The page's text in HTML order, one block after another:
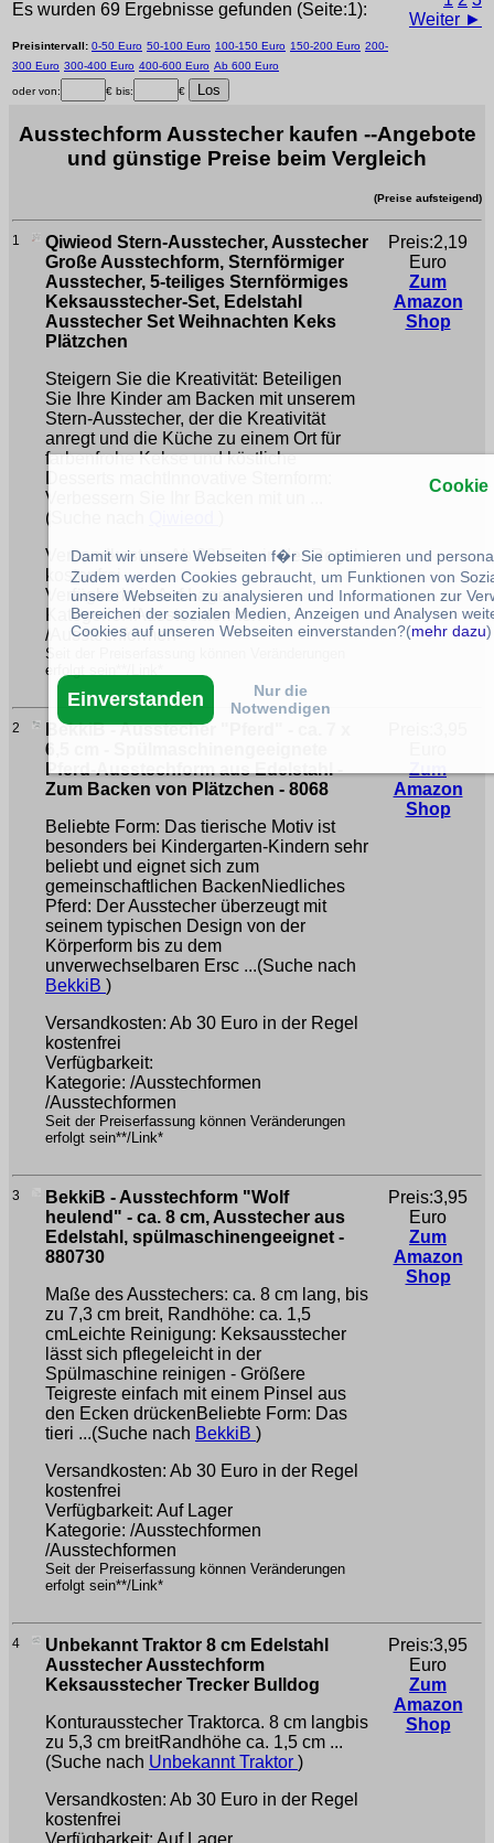
Es wurden 69 Ergebnisse gefunden (Seite:1):
Weiter ►
Preisintervall: 0-50 Euro 50-100 Euro 100-150 Euro 150-200 Euro 200-
300 Euro 300-400 Euro 400-600 Euro Ab 600 Euro
oder von: € bis: €
Ausstechform Ausstecher kaufen --Angebote
und günstige Preise beim Vergleich
(Preise aufsteigend)
1
Qiwieod Stern-Ausstecher, Ausstecher
Große Ausstechform, Sternförmiger
Ausstecher, 5-teiliges Sternförmiges
Keksausstecher-Set, Edelstahl
Ausstecher Set Weihnachten Keks
Plätzchen
Steigern Sie die Kreativität: Beteiligen
Sie Ihre Kinder am Backen mit unserem
Stern-Ausstecher, der die Kreativität
anregt und die Küche zu einem Ort für
farbenfrohe Kekse und köstliche
Desserts machtInnovative Sternform:
Verbessern Sie Ihr Backen mit un ...
(Suche nach
Versandkosten: Ab 30 Euro in der Regel
kostenfrei
Verfügbarkeit: Auf Lager
Kategorie: /Ausstechformen
/Ausstechformen
Seit der Preiserfassung können Veränderungen
erfolgt sein**/Link*
Preis:2,19
Euro
Zum
Amazon
Shop
2
BekkiB - Ausstecher "Pferd" - ca. 7 x
6,5 cm - Spülmaschinengeeignete
Pferd-Ausstechform aus Edelstahl -
Zum Backen von Plätzchen - 8068
Beliebte Form: Das tierische Motiv ist
besonders bei Kindergarten-Kindern sehr
beliebt und eignet sich zum
gemeinschaftlichen BackenNiedliches
Pferd: Der Ausstecher überzeugt mit
seinem typischen Design von der
Körperform bis zu dem
unverwechselbaren Ersc ...(Suche nach
BekkiB )
Versandkosten: Ab 30 Euro in der Regel
kostenfrei
Verfügbarkeit:
Kategorie: /Ausstechformen
/Ausstechformen
Seit der Preiserfassung können Veränderungen
erfolgt sein**/Link*
Zum
Amazon
Shop
3
BekkiB - Ausstechform "Wolf
heulend" - ca. 8 cm, Ausstecher aus
Edelstahl, spülmaschinengeeignet -
880730
Maße des Ausstechers: ca. 8 cm lang, bis
zu 7,3 cm breit, Randhöhe: ca. 1,5
cmLeichte Reinigung: Keksausstecher
lässt sich pflegeleicht in der
Spülmaschine reinigen - Größere
Teigreste einfach mit einem Pinsel aus
den Ecken drückenBeliebte Form: Das
tieri ...(Suche nach BekkiB )
Versandkosten: Ab 30 Euro in der Regel
kostenfrei
Verfügbarkeit: Auf Lager
Kategorie: /Ausstechformen
/Ausstechformen
Seit der Preiserfassung können Veränderungen
erfolgt sein**/Link*
Preis:3,95
Euro
Zum
Amazon
Shop
4
Unbekannt Traktor 8 cm Edelstahl
Ausstecher Ausstechform
Keksausstecher Trecker Bulldog
Konturausstecher Traktorca. 8 cm langbis
zu 5,3 cm breitRandhöhe ca. 1,5 cm ...
(Suche nach Unbekannt Traktor )
Versandkosten: Ab 30 Euro in der Regel
kostenfrei
Preis:3,95
Euro
Zum
Amazon
Shop
Cookie
Damit wir unsere Webseiten f�r Sie optimieren und
Zudem werden Cookies gebraucht, um Funktionen von
unsere Webseiten zu analysieren und Informationen zur
Bereichen der sozialen Medien, Anzeigen und Analysen
Cookies auf unseren Webseiten einverstanden?(mehr dazu)
Einverstanden
Nur die
Notwendigen